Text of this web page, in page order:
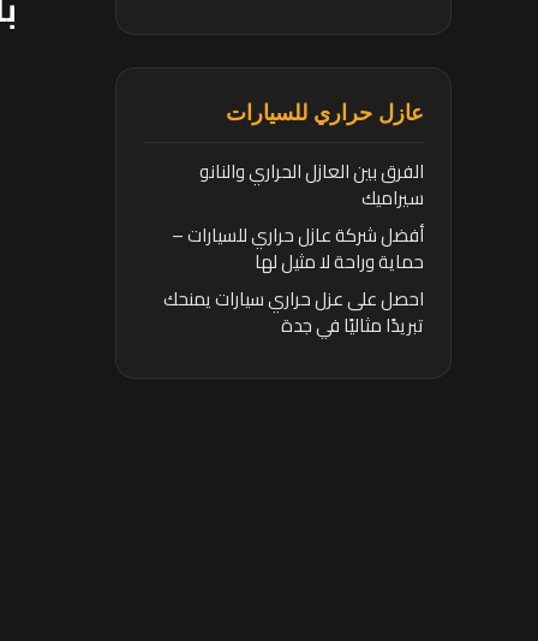
عازل حراري للسيارات
الفرق بين العازل الحراري والنانو
سيراميك
أفضل شركة عازل حراري للسيارات –
حماية وراحة لا مثيل لها
احصل على عزل حراري سيارات يمنحك
تبريدًا مثاليًا في جدة